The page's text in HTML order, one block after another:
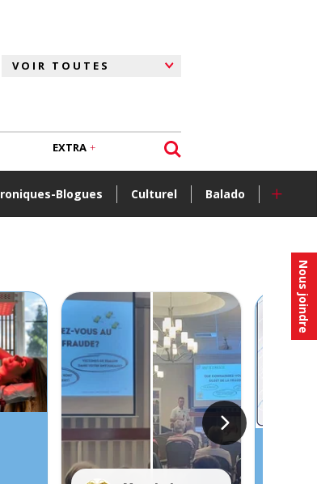
Nous joindre
Blogues Culturel Balado +
EXTRA